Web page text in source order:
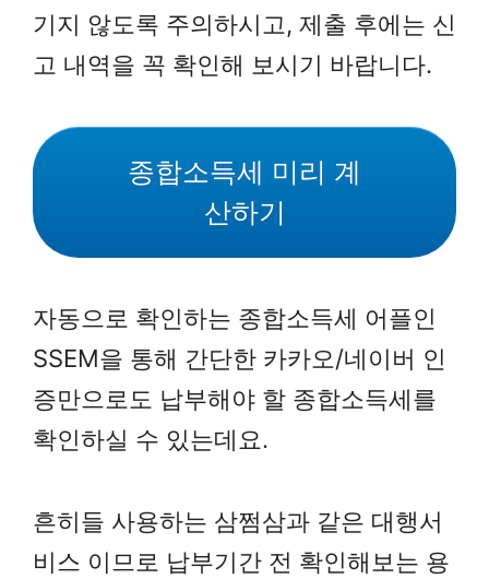
기지 않도록 주의하시고, 제출 후에는 신
고 내역을 꼭 확인해 보시기 바랍니다.
종합소득세 미리 계
산하기
자동으로 확인하는 종합소득세 어플인
SSEM을 통해 간단한 카카오/네이버 인
증만으로도 납부해야 할 종합소득세를
확인하실 수 있는데요.
흔히들 사용하는 삼쩜삼과 같은 대행서
비스 이므로 납부기간 전 확인해보는 용